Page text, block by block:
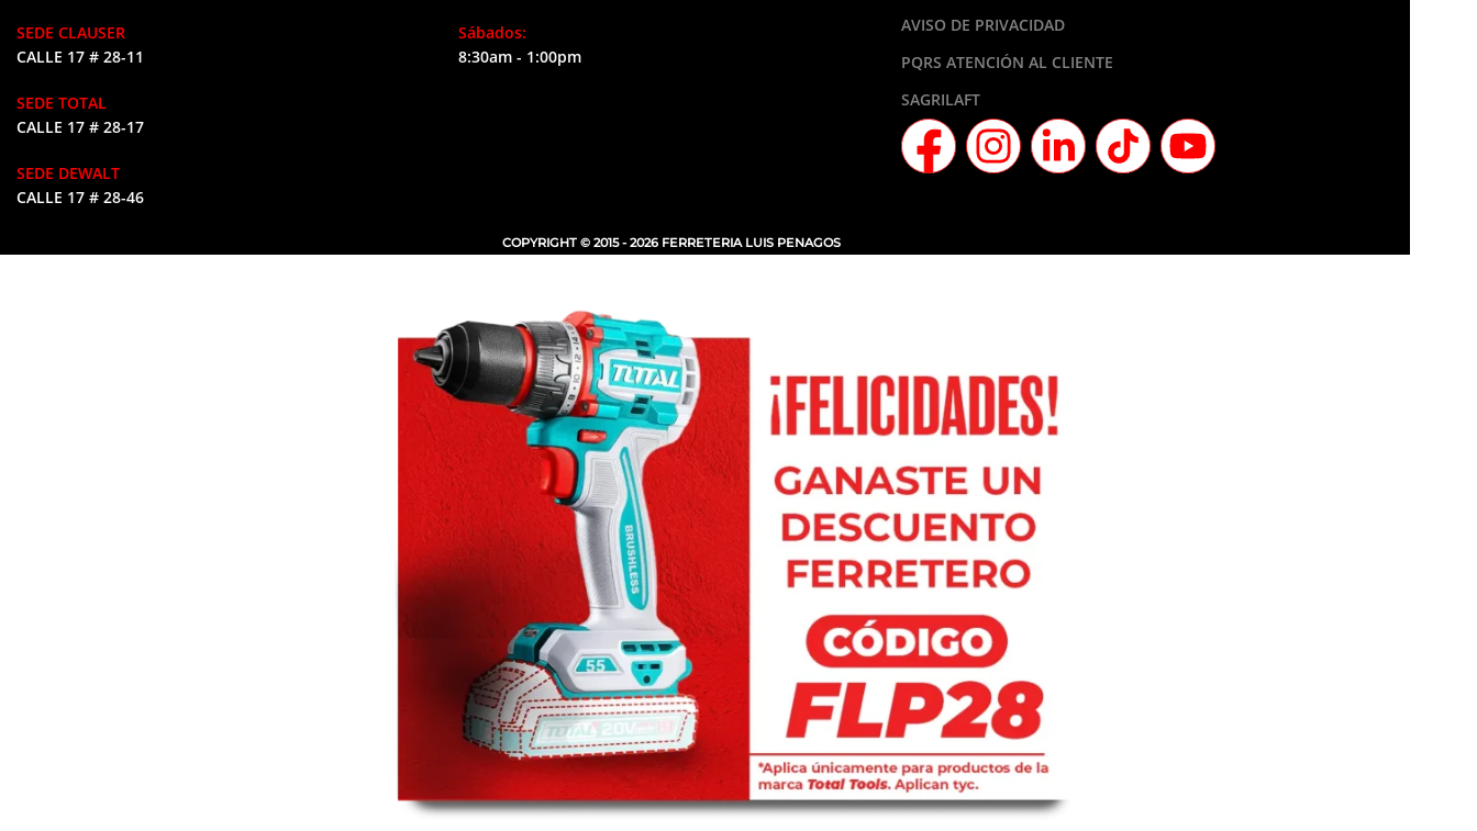
SEDE CLAUSER
CALLE 17 # 28-11
SEDE TOTAL
CALLE 17 # 28-17
SEDE DEWALT
CALLE 17 # 28-46
Sábados:
8:30am - 1:00pm
AVISO DE PRIVACIDAD
PQRS ATENCIÓN AL CLIENTE
SAGRILAFT
COPYRIGHT © 2015 - 2026 FERRETERIA LUIS PENAGOS